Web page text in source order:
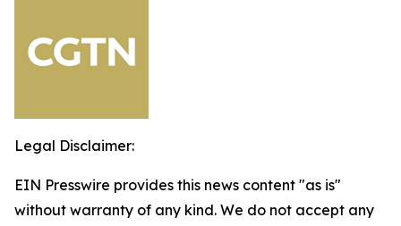
Legal Disclaimer:
EIN Presswire provides this news content "as is"
without warranty of any kind. We do not accept any